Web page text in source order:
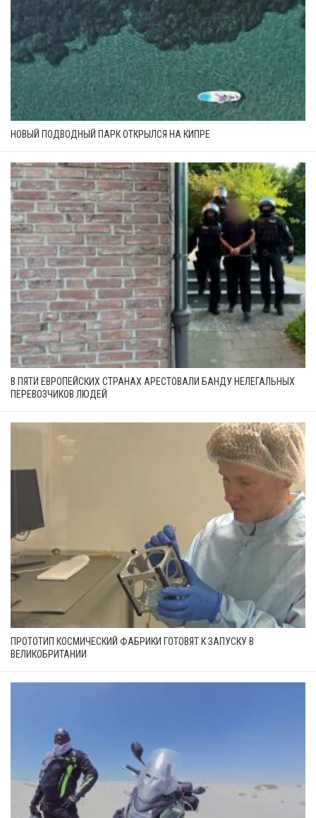
НОВЫЙ ПОДВОДНЫЙ ПАРК ОТКРЫЛСЯ НА КИПРЕ
В ПЯТИ ЕВРОПЕЙСКИХ СТРАНАХ АРЕСТОВАЛИ БАНДУ НЕЛЕГАЛЬНЫХ
ПЕРЕВОЗЧИКОВ ЛЮДЕЙ
ПРОТОТИП КОСМИЧЕСКИЙ ФАБРИКИ ГОТОВЯТ К ЗАПУСКУ В
ВЕЛИКОБРИТАНИИ